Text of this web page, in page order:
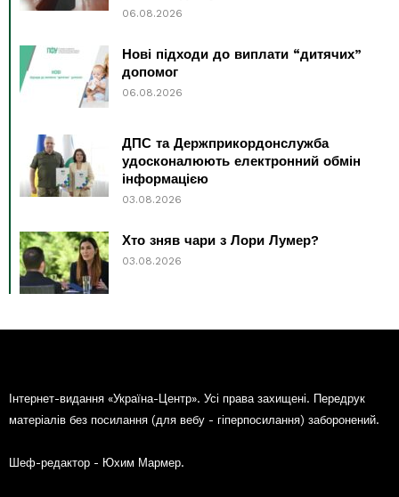
06.08.2026
Нові підходи до виплати “дитячих”
допомог
06.08.2026
ДПС та Держприкордонслужба
удосконалюють електронний обмін
інформацією
03.08.2026
Хто зняв чари з Лори Лумер?
03.08.2026
Інтернет-видання «Україна-Центр». Усі права захищені. Передрук
матеріалів без посилання (для вебу - гіперпосилання) заборонений.
Шеф-редактор - Юхим Мармер.